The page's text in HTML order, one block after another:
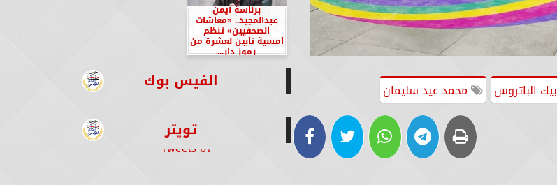
بيك الباتروس محمد عيد سليمان
برئاسة أيمن
عبدالمجيد.. «معاشات
الصحفيين» تنظم
أمسية تأبين لعشرة من
رموز دار...
الفيس بوك
تويتر
Tweets by